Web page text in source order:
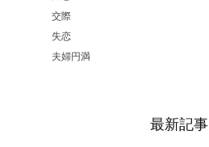
交際
失恋
夫婦円満
最新記事